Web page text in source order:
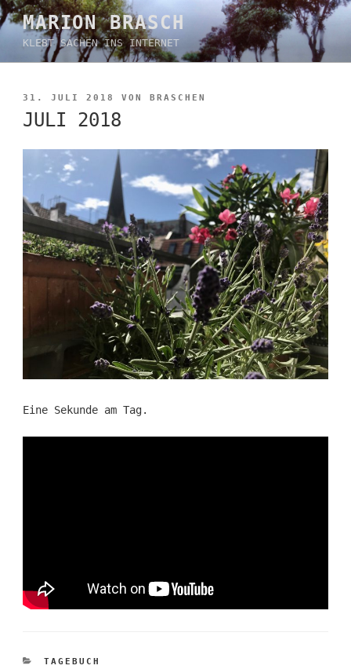
Zum
Inhalt
springen
MARION BRASCH
KLEBT SACHEN INS INTERNET
VERÖFFENTLICHT
AM
31. JULI 2018 VON BRASCHEN
JULI 2018
Eine Sekunde am Tag.
KATEGORIEN
TAGEBUCH